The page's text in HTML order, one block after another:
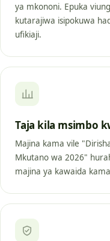
ya mkononi. Epuka
kutarajiwa isipokuwa
ufikiaji.
Taja kila msimbo
Majina kama vile
Mkutano wa 2026"
majina ya kawaida